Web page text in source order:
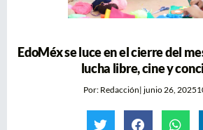
EdoMéx se luce en el cierre del
lucha libre, cine y
Por:Redacción| junio 26, 2025